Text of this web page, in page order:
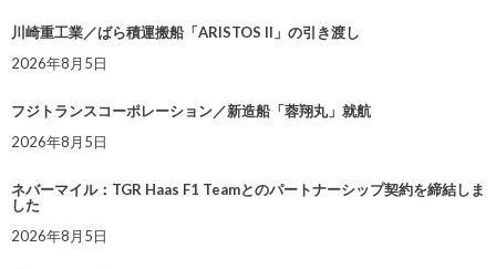
川崎重工業／ばら積運搬船「ARISTOS II」の引き渡し
2026年8月5日
フジトランスコーポレーション／新造船「蓉翔丸」就航
2026年8月5日
ネバーマイル：TGR Haas F1 Teamとのパートナーシップ契約を締結しま
した
2026年8月5日